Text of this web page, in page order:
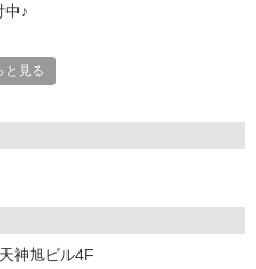
中♪
ルorお電話でご連絡します。
・出張面接・事務所面接と選べま
と見る
神旭ビル4F